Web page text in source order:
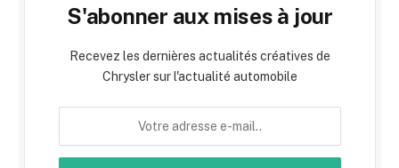
S'abonner aux mises à jour
Recevez les dernières actualités créatives de
Chrysler sur l'actualité automobile